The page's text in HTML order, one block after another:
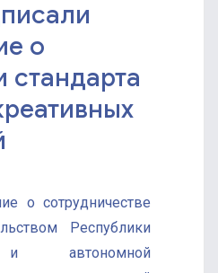
о
стандарта
сотрудничестве
Республики
автономной